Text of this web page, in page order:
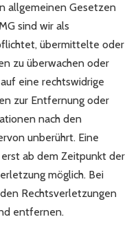
allgemeinen Gesetzen
sind wir als
übermittelte oder
zu überwachen oder
eine rechtswidrige
zur Entfernung oder
nach den
unberührt. Eine
ab dem Zeitpunkt der
möglich. Bei
Rechtsverletzungen
entfernen.